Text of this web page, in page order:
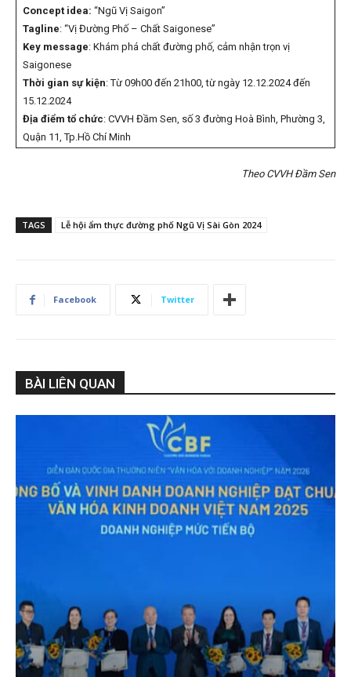
Concept idea: “Ngũ Vị Saigon”
Tagline: “Vị Đường Phố – Chất Saigonese”
Key message: Khám phá chất đường phố, cảm nhận trọn vị
Saigonese
Thời gian sự kiện: Từ 09h00 đến 21h00, từ ngày 12.12.2024 đến
15.12.2024
Địa điểm tổ chức: CVVH Đầm Sen, số 3 đường Hoà Bình, Phường 3,
Quận 11, Tp.Hồ Chí Minh
Theo CVVH Đầm Sen
TAGS Lễ hội ẩm thực đường phố Ngũ Vị Sài Gòn 2024
Facebook Twitter
BÀI LIÊN QUAN